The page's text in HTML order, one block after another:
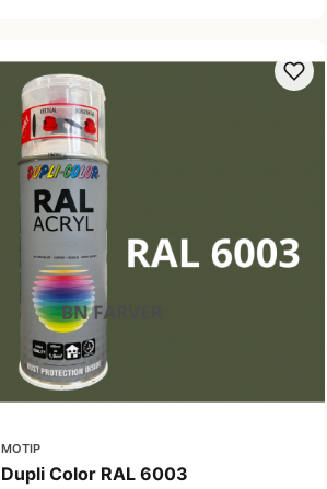
MOTIP
Dupli Color RAL 6003